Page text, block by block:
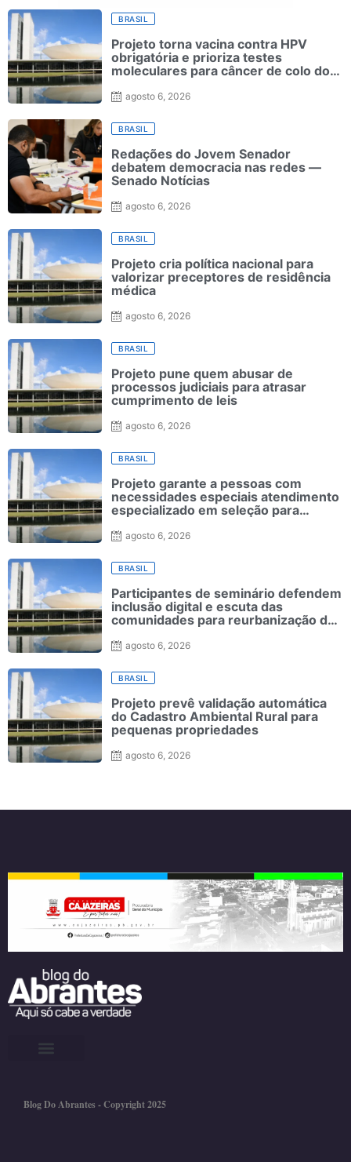
BRASIL
Projeto torna vacina contra HPV
obrigatória e prioriza testes
moleculares para câncer de colo do
agosto 6, 2026
BRASIL
Redações do Jovem Senador
debatem democracia nas redes —
Senado Notícias
agosto 6, 2026
BRASIL
Projeto cria política nacional para
valorizar preceptores de residência
médica
agosto 6, 2026
BRASIL
Projeto pune quem abusar de
processos judiciais para atrasar
cumprimento de leis
agosto 6, 2026
BRASIL
Projeto garante a pessoas com
necessidades especiais atendimento
especializado em seleção para
agosto 6, 2026
BRASIL
Participantes de seminário defendem
inclusão digital e escuta das
comunidades para reurbanização de
agosto 6, 2026
BRASIL
Projeto prevê validação automática
do Cadastro Ambiental Rural para
pequenas propriedades
agosto 6, 2026
Blog Do Abrantes - Copyright 2025